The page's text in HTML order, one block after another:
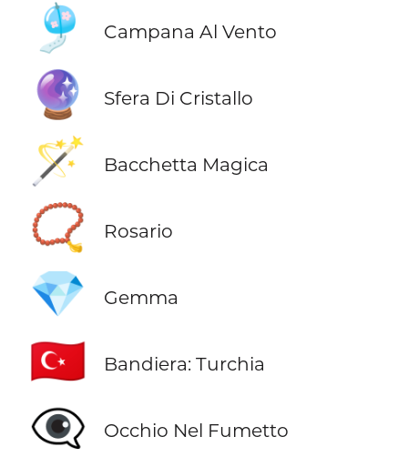
🎐 Campana Al Vento
🔮 Sfera Di Cristallo
🪄 Bacchetta Magica
📿 Rosario
💎 Gemma
🇹🇷 Bandiera: Turchia
👁️‍🗨️ Occhio Nel Fumetto